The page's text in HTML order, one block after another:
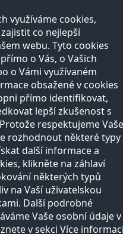
využíváme cookies,
co nejlepší
webu. Tyto cookies
o Vás, o Vašich
o Vámi využívaném
obsažené v cookies
přímo identifikovat,
lepší zkušenost s
respektujeme Vaše
rozhodnout některé typy
další informace a
klikněte na záhlaví
některých typů
na Vaší uživatelskou
Další podrobné
Vaše osobní údaje v
v sekci Více